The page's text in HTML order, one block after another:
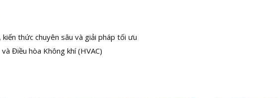
thức chuyên sâu và giải pháp tối ưu
Điều hòa Không khí (HVAC)